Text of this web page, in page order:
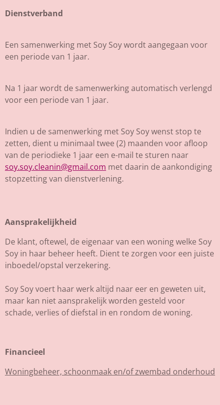
Dienstverband
Een samenwerking met Soy Soy wordt aangegaan voor
een periode van 1 jaar.
Na 1 jaar wordt de samenwerking automatisch verlengd
voor een periode van 1 jaar.
Indien u de samenwerking met Soy Soy wenst stop te
zetten, dient u minimaal twee (2) maanden voor afloop
van de periodieke 1 jaar een e-mail te sturen naar
soy.soy.cleanin@gmail.com met daarin de aankondiging
stopzetting van dienstverlening.
Aansprakelijkheid
De klant, oftewel, de eigenaar van een woning welke Soy
Soy in haar beheer heeft. Dient te zorgen voor een juiste
inboedel/opstal verzekering.
Soy Soy voert haar werk altijd naar eer en geweten uit,
maar kan niet aansprakelijk worden gesteld voor
schade, verlies of diefstal in en rondom de woning.
Financieel
Woningbeheer, schoonmaak en/of zwembad onderhoud